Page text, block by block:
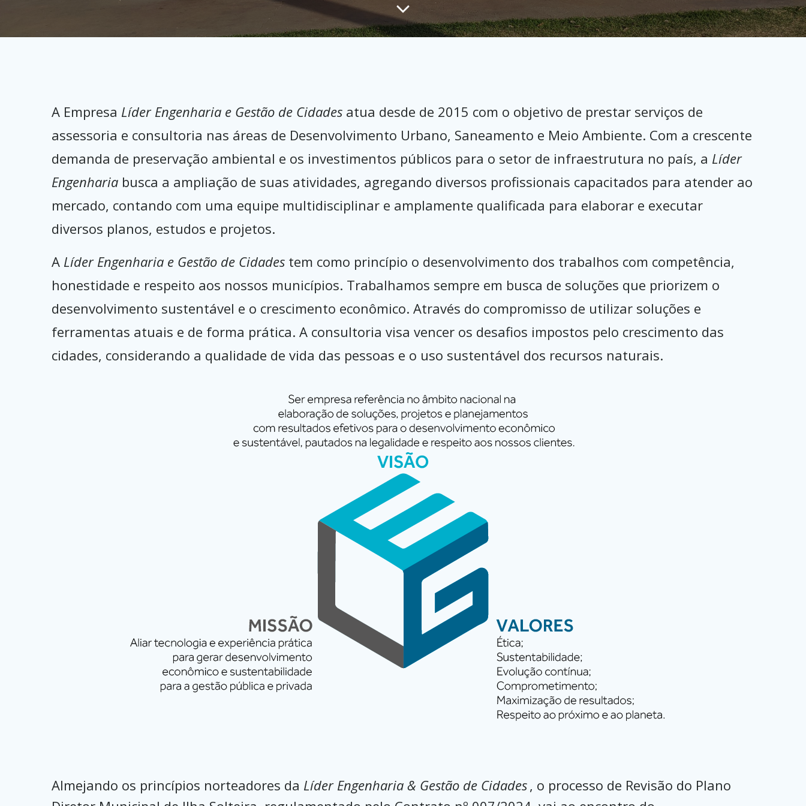
A Empresa Líder Engenharia e Gestão de Cidades atua desde de 2015 com o objetivo de prestar serviços de
assessoria e consultoria nas áreas de Desenvolvimento Urbano, Saneamento e Meio Ambiente. Com a crescente
demanda de preservação ambiental e os investimentos públicos para o setor de infraestrutura no país, a Líder
Engenharia busca a ampliação de suas atividades, agregando diversos profissionais capacitados para atender ao
mercado, contando com uma equipe multidisciplinar e amplamente qualificada para elaborar e executar
diversos planos, estudos e projetos.
A Líder Engenharia e Gestão de Cidades tem como princípio o desenvolvimento dos trabalhos com competência,
honestidade e respeito aos nossos municípios. Trabalhamos sempre em busca de soluções que priorizem o
desenvolvimento sustentável e o crescimento econômico. Através do compromisso de utilizar soluções e
ferramentas atuais e de forma prática. A consultoria visa vencer os desafios impostos pelo crescimento das
cidades, considerando a qualidade de vida das pessoas e o uso sustentável dos recursos naturais.
Almejando os princípios norteadores da Líder Engenharia & Gestão de Cidades, o processo de Revisão do Plano